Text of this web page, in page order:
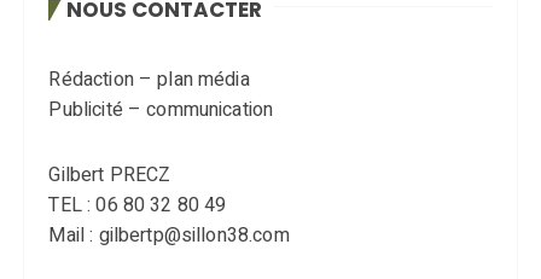
NOUS CONTACTER
Rédaction – plan média
Publicité – communication
Gilbert PRECZ
TEL : 06 80 32 80 49
Mail : gilbertp@sillon38.com